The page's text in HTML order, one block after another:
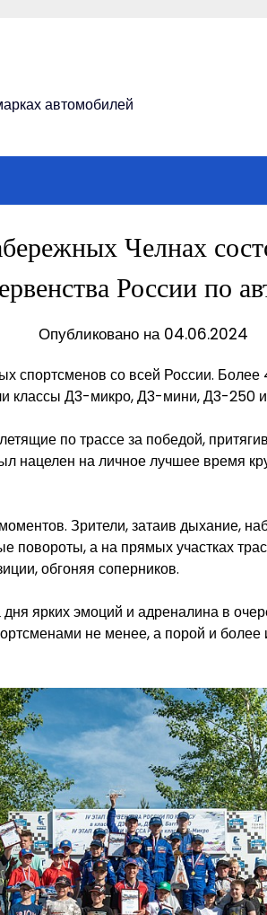
автомобилей
Челнах
России по
Опубликовано на 04.06.2024
спортсменов со всей России. Более
классы Д3-микро, Д3-мини, Д3-250
по трассе за победой,
нацелен на личное лучшее время
Зрители, затаив дыхание,
повороты, а на прямых участках
обгоняя соперников.
ярких эмоций и адреналина в
не менее, а порой и